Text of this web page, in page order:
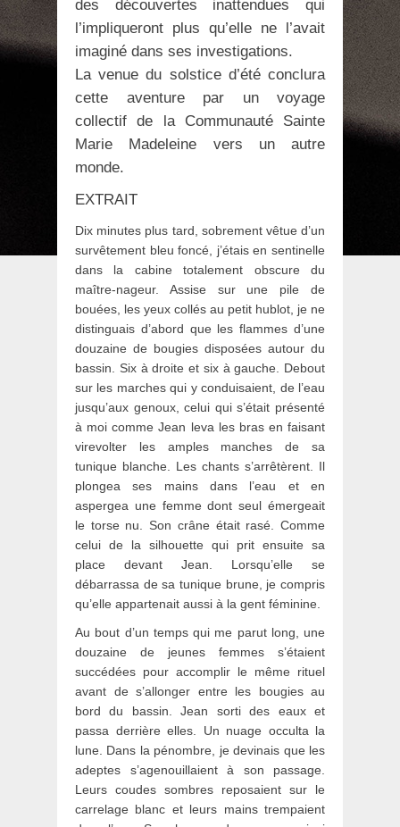
des découvertes inattendues qui
l’impliqueront plus qu’elle ne l’avait
imaginé dans ses investigations.
La venue du solstice d’été conclura
cette aventure par un voyage
collectif de la Communauté Sainte
Marie Madeleine vers un autre
monde.
EXTRAIT
Dix minutes plus tard, sobrement vêtue d’un
survêtement bleu foncé, j’étais en sentinelle
dans la cabine totalement obscure du
maître-nageur. Assise sur une pile de
bouées, les yeux collés au petit hublot, je ne
distinguais d’abord que les flammes d’une
douzaine de bougies disposées autour du
bassin. Six à droite et six à gauche. Debout
sur les marches qui y conduisaient, de l’eau
jusqu’aux genoux, celui qui s’était présenté
à moi comme Jean leva les bras en faisant
virevolter les amples manches de sa
tunique blanche. Les chants s’arrêtèrent. Il
plongea ses mains dans l’eau et en
aspergea une femme dont seul émergeait
le torse nu. Son crâne était rasé. Comme
celui de la silhouette qui prit ensuite sa
place devant Jean. Lorsqu’elle se
débarrassa de sa tunique brune, je compris
qu’elle appartenait aussi à la gent féminine.
Au bout d’un temps qui me parut long, une
douzaine de jeunes femmes s’étaient
succédées pour accomplir le même rituel
avant de s’allonger entre les bougies au
bord du bassin. Jean sorti des eaux et
passa derrière elles. Un nuage occulta la
lune. Dans la pénombre, je devinais que les
adeptes s’agenouillaient à son passage.
Leurs coudes sombres reposaient sur le
carrelage blanc et leurs mains trempaient